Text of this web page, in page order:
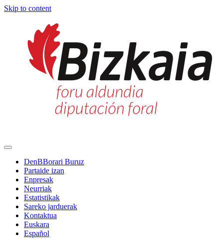
Skip to content
Main
Navigation
DenBBorari Buruz
Partaide izan
Enpresak
Neurriak
Estatistikak
Sareko jarduerak
Kontaktua
Euskara
Español